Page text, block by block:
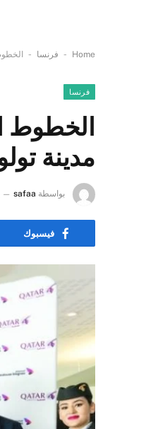
Home
- فرنسا -
فرنسا
الخطوط
مدينة
بواسطة safaa
فيسبوك